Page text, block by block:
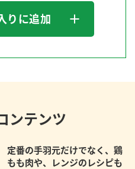
りに追加
ンテンツ
定番の手羽元だけでなく、鶏
もも肉や、レンジのレシピも